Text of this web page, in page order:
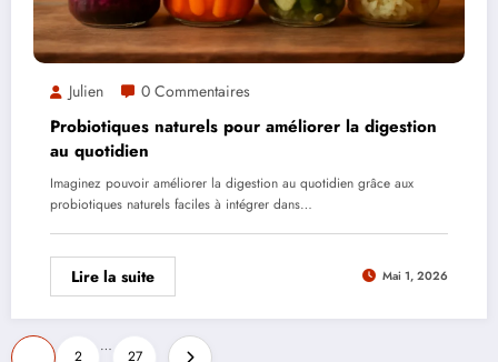
Julien 0 Commentaires
Probiotiques naturels pour améliorer la digestion
au quotidien
Imaginez pouvoir améliorer la digestion au quotidien grâce aux
probiotiques naturels faciles à intégrer dans…
Lire la suite Mai 1, 2026
Pagination
2
…
27